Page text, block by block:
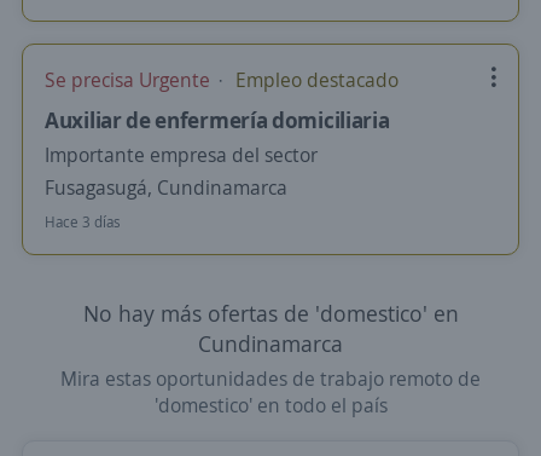
Se precisa Urgente Empleo destacado
Auxiliar de enfermería domiciliaria
Importante empresa del sector
Fusagasugá, Cundinamarca
Hace 3 días
No hay más ofertas de 'domestico' en
Cundinamarca
Mira estas oportunidades de trabajo remoto de
'domestico' en todo el país